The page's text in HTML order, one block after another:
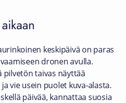
keskipäivä on paras
dronen avulla.
taivas näyttää
vie usein puolet kuva-alasta.
päivää, kannattaa suosia